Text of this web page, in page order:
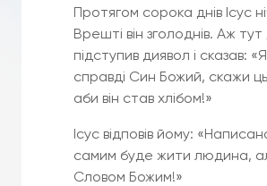
Протягом сорока днів Ісус
Врешті він зголоднів. Аж
підступив диявол і сказав:
справді Син Божий, скажи
аби він став хлібом!»
Ісус відповів йому:
самим буде жити людина,
Словом Божим!»